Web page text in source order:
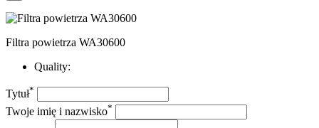
Filtra powietrza WA30600
Quality:
Tytuł*
Twoje imię i nazwisko*